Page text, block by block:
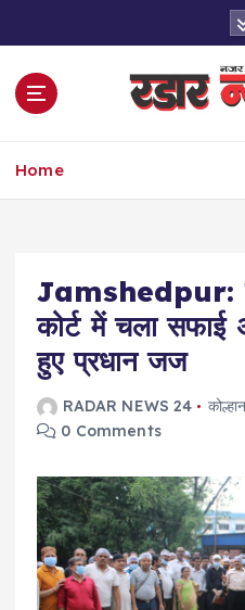
Home
Jamshedpur:
कोर्ट में चला सफाई
हुए प्रधान जज
RADAR NEWS 24 कोल्हान
0 Comments